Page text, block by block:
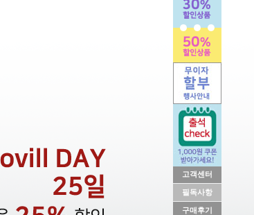
고객센터
필독사항
구매후기